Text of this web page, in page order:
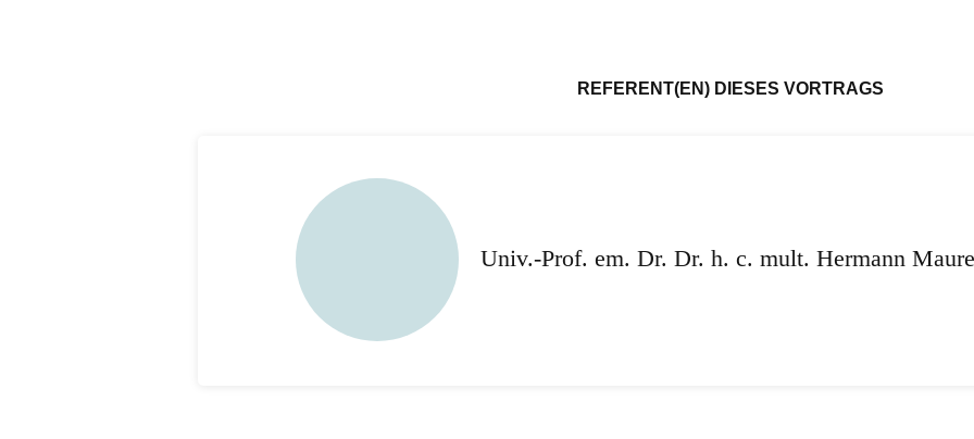
REFERENT(EN) DIESES VORTRAGS
Univ.-Prof. em. Dr. Dr. h. c. mult. Hermann